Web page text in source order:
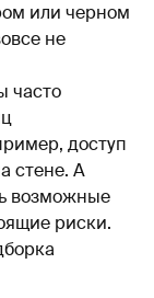
или черном
не
часто
доступ
стене. А
возможные
риски.